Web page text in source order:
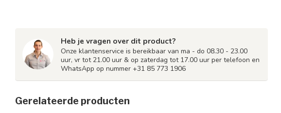
Heb je vragen over dit product?
Onze klantenservice is bereikbaar van ma - do 08.30 - 23.00
uur, vr tot 21.00 uur & op zaterdag tot 17.00 uur per telefoon en
WhatsApp op nummer +31 85 773 1906
Gerelateerde producten